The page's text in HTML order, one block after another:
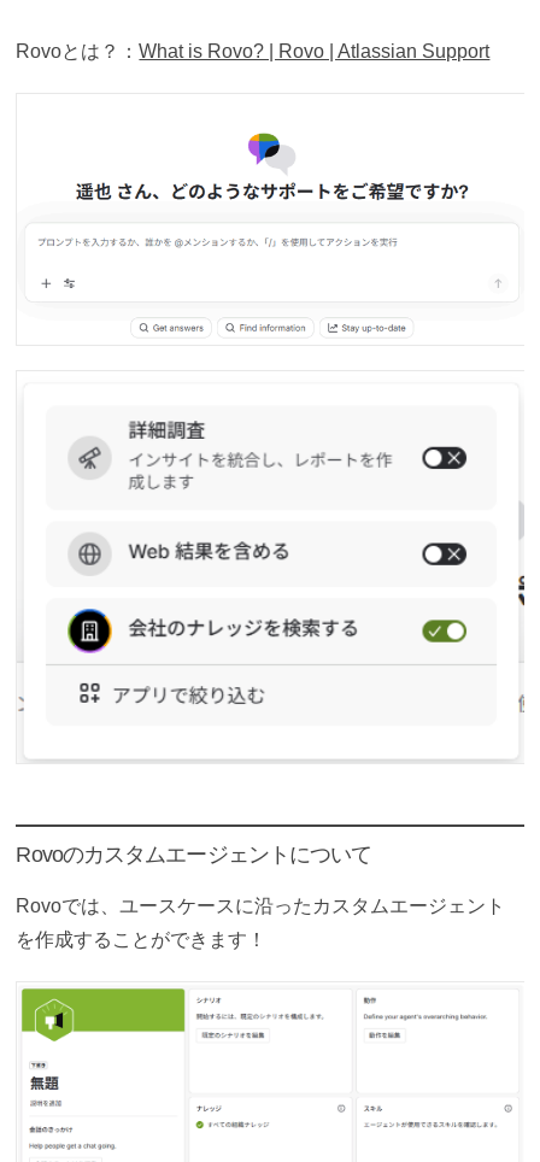
Rovoとは？：What is Rovo? | Rovo | Atlassian Support
Rovoのカスタムエージェントについて
Rovoでは、ユースケースに沿ったカスタムエージェント
を作成することができます！